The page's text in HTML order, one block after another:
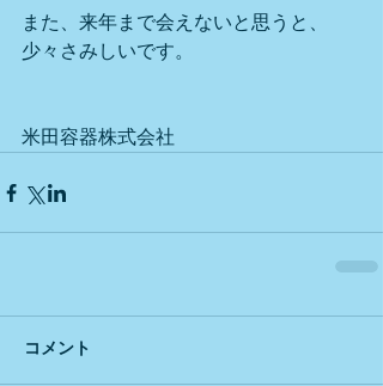
また、来年まで会えないと思うと、
少々さみしいです。
米田容器株式会社
コメント